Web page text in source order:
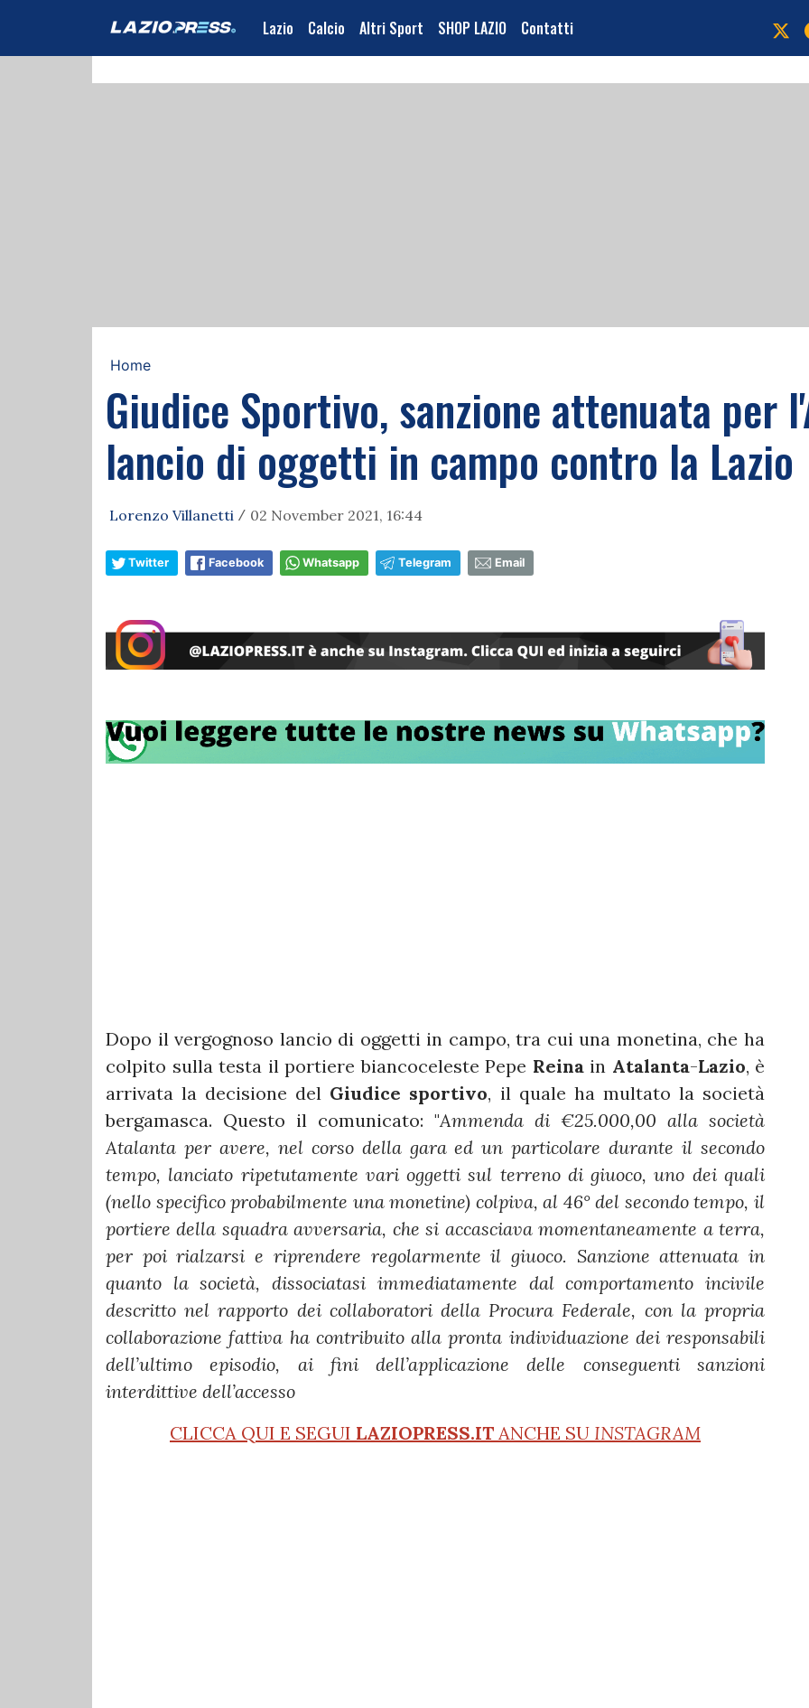
Lazio Calcio Altri Sport SHOP LAZIO Contatti
Home
Giudice Sportivo, sanzione attenuata per
lancio di oggetti in campo contro la Lazio
Lorenzo Villanetti / 02 November 2021, 16:44
Twitter Facebook Whatsapp Telegram Email
Dopo il vergognoso lancio di oggetti in campo, tra cui una monetina, che ha
colpito sulla testa il portiere biancoceleste Pepe Reinain Atalanta-Lazio, è
arrivata la decisione del Giudice sportivo, il quale ha multato la società
bergamasca. Questo il comunicato: "Ammenda di €25.000,00 alla società
Atalanta per avere, nel corso della gara ed un particolare durante il secondo
tempo, lanciato ripetutamente vari oggetti sul terreno di giuoco, uno dei quali
(nello specifico probabilmente una monetine) colpiva, al 46° del secondo tempo, il
portiere della squadra avversaria, che si accasciava momentaneamente a terra,
per poi rialzarsi e riprendere regolarmente il giuoco. Sanzione attenuata in
quanto la società, dissociatasi immediatamente dal comportamento incivile
descritto nel rapporto dei collaboratori della Procura Federale, con la propria
collaborazione fattiva ha contribuito alla pronta individuazione dei responsabili
dell’ultimo episodio, ai fini dell’applicazione delle conseguenti sanzioni
interdittive dell’accesso
CLICCA QUI E SEGUI LAZIOPRESS.IT ANCHE SU INSTAGRAM